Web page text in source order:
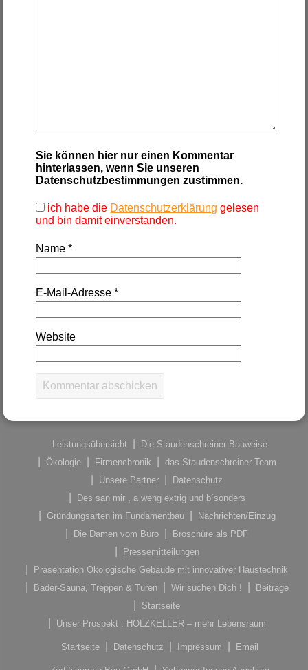
Sie können hier nur einen Kommentar
hinterlassen, wenn Sie unseren
Datenschutzbestimmungen zustimmen.
ich habe die Datenschutzerklärung gelesen
und bin damit einverstanden.
Name*
E-Mail-Adresse*
Website
Leistungsübersicht
Die Staudenschreiner-Bauweise
Ökologie
Firmenchronik
das Staudenschreiner-Team
Unsere Partner
Datenschutz
Des san mir , a weng extrig und b´sonders
Gründungsarten im Fundamentbau
Nachrichten/Einzug
Die Damen vom Büro
Broschüre als PDF
Pressemitteilungen
Präsentation Ökologische Gebäude mit innovativer Haustechnik
Bäder-Sauna, Treppen & Türen
Wir suchen Dich !
Beiträge
Startseite
Unser Prospekt : HOLZKELLER – mehr Lebensraum
Startseite Datenschutz Impressum Email